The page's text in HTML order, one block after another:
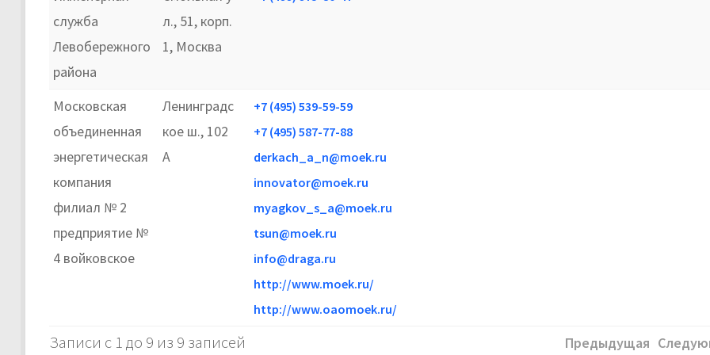
служба
Левобережного
района
л., 51, корп.
1, Москва
Московская
объединенная
энергетическая
компания
филиал № 2
предприятие №
4 войковское
Ленинградс
кое ш., 102
А
+7 (495) 539-59-59
+7 (495) 587-77-88
derkach_a_n@moek.ru
innovator@moek.ru
myagkov_s_a@moek.ru
tsun@moek.ru
info@draga.ru
http://www.moek.ru/
http://www.oaomoek.ru/
Записи с 1 до 9 из 9 записей Предыдущая